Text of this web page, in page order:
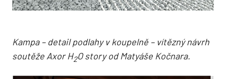
Kampa – detail podlahy v koupelně – vítězný návrh
soutěže Axor H2O story od Matyáše Kočnara.